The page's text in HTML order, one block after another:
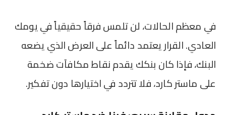
في معظم الحالات، لن تلمس فرقاً حقيقياً في يومك
العادي. القرار يعتمد دائماً على العرض الذي يضعه
البنك، فإذا كان بنكك يقدم نقاط مكافآت ضخمة
على ماستر كارد، فلا تتردد في اختيارها دون تفكير.